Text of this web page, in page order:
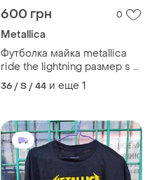
600 грн 0
Metallica
Футболка майка metallica
ride the lightning размер s и
также на m оригинал
36 / S / 44 и еще 1